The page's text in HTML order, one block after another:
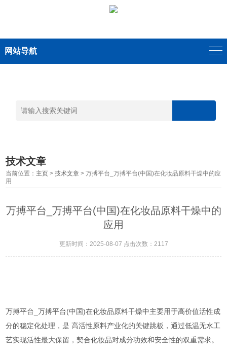
网站导航
技术文章
当前位置： 主页 >技术文章 > 万搏平台_万搏平台(中国)在化妆品原料干燥中的应
用
万搏平台_万搏平台(中国)在化妆品原料干燥中的
应用
更新时间：2025-08-07 点击次数：2117
万搏平台_万搏平台(中国)在化妆品原料干燥中主要用于高价值活性成
分的稳定化处理，是 ​​高活性原料产业化的关键跳板​​，通过低温无水工
艺实现活性最大保留，契合化妆品对成分功效和安全性的双重需求。